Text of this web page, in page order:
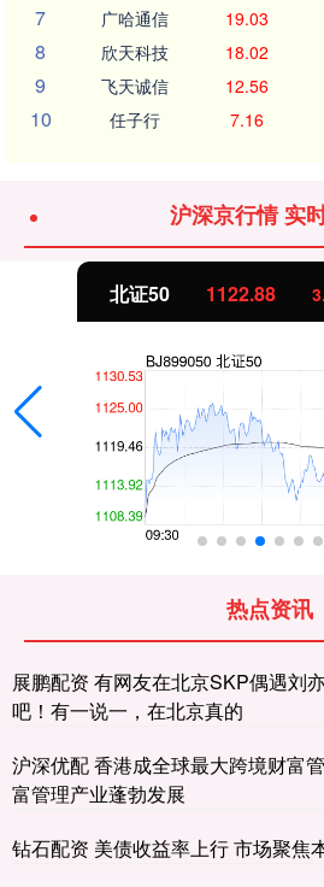
7 广哈通信 19.03
8 欣天科技 18.02
9 飞天诚信 12.56
10 任子行 7.16
沪深京行情 实
北证50 1122.88
热点资讯
展鹏配资 有网友在北京SKP偶遇刘
吧！有一说一，在北京真的
沪深优配 香港成全球最大跨境财富
富管理产业蓬勃发展
钻石配资 美债收益率上行 市场聚焦